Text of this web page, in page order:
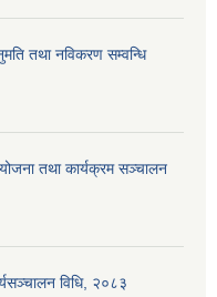
तथा नविकरण सम्वन्धि
योजना तथा कार्यक्रम सञ्चालन
विधि, २०८३